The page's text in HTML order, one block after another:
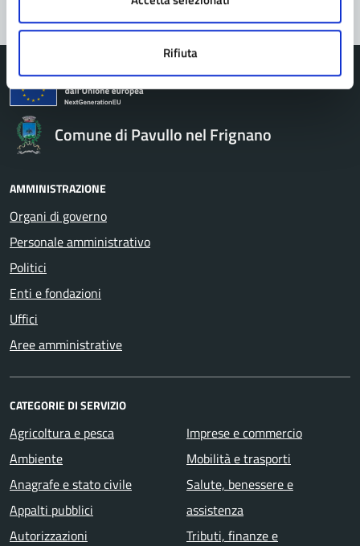
Rifiuta
Comune di Pavullo nel Frignano
AMMINISTRAZIONE
Organi di governo
Personale amministrativo
Politici
Enti e fondazioni
Uffici
Aree amministrative
CATEGORIE DI SERVIZIO
Agricoltura e pesca
Ambiente
Anagrafe e stato civile
Appalti pubblici
Autorizzazioni
Imprese e commercio
Mobilità e trasporti
Salute, benessere e
assistenza
Tributi, finanze e